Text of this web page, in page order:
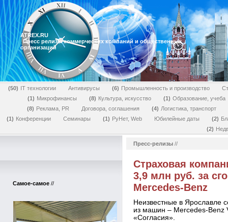
ATREX.RU
Пресс релизы коммерческих компаний и общественных
организаций
50 IT технологии Антивирусы 6 Промышленность и производство
1
Микрофинансы 8 Культура, искусство 1
Образование, учеба
8
Реклама, PR Договора, соглашения 4
Логистика, транспорт
1
Конференции Семинары 1 РуНет, Web Юбилейные даты 2
2
Самое-самое //
Пресс-релизы //
Страховая
3,9 млн руб. за
Mercedes-Benz
Неизвестные в Ярославле
из машин – Mercedes-Benz
«Согласия».